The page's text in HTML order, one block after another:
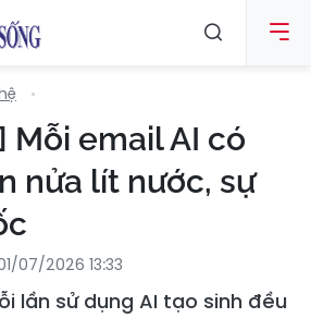
Mỗi email AI có
nửa lít nước, sự
07/2026 13:33
lần sử dụng AI tạo sinh đều